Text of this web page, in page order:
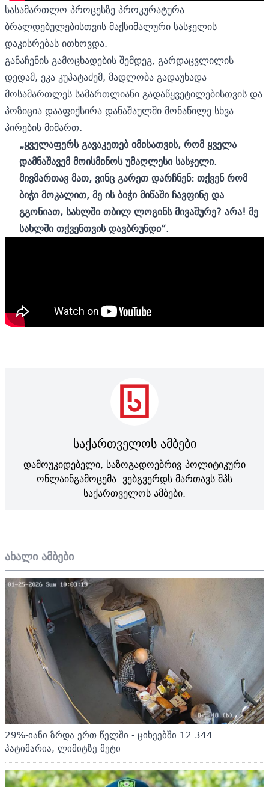
ახალი ამბები
29%-იანი ზრდა ერთ წელში - ციხეებში 12 344
პატიმარია, ლიმიტზე მეტი
სასამართლო პროცესზე პროკურატურა
ბრალდებულებისთვის მაქსიმალური სასჯელის
დაკისრებას ითხოვდა.
განაჩენის გამოცხადების შემდეგ, გარდაცვლილის
დედამ, ეკა კუპატაძემ, მადლობა გადაუხადა
მოსამართლეს სამართლიანი გადაწყვეტილებისთვის და
პოზიცია დააფიქსირა დანაშაულში მონაწილე სხვა
პირების მიმართ:
„ყველაფერს გავაკეთებ იმისათვის, რომ ყველა
დამნაშავემ მოისმინოს უმაღლესი სასჯელი.
მივმართავ მათ, ვინც გარეთ დარჩნენ: თქვენ რომ
ბიჭი მოკალით, მე ის ბიჭი მიწაში ჩავფინე და
გგონიათ, სახლში თბილ ლოგინს მივაშურე? არა! მე
სახლში თქვენთვის დავბრუნდი“.
საქართველოს ამბები
დამოუკიდებელი, საზოგადოებრივ-პოლიტიკური
ონლაინგამოცემა. ვებგვერდს მართავს შპს
საქართველოს ამბები.